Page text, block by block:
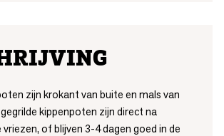
zijn krokant van buite en mals van
kippenpoten zijn direct na
of blijven 3-4 dagen goed in de